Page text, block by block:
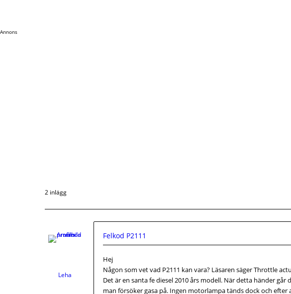
Annons
2 inlägg
Leha
Felkod P2111
Hej
Någon som vet vad P2111 kan vara? Läsaren säger Throttle
Det är en santa fe diesel 2010 års modell. När detta händer
man försöker gasa på. Ingen motorlampa tänds dock och